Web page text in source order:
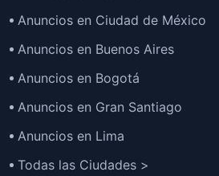
Anuncios en Ciudad de México
Anuncios en Buenos Aires
Anuncios en Bogotá
Anuncios en Gran Santiago
Anuncios en Lima
Todas las Ciudades >